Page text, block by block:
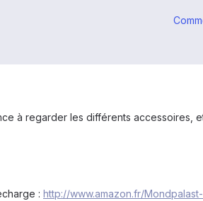
à regarder les différents accessoires,
: http://www.amazon.fr/